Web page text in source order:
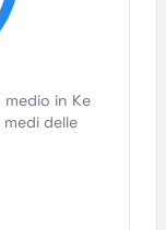
in Ke
delle